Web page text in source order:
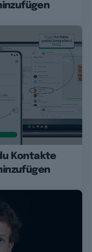
Kontakte